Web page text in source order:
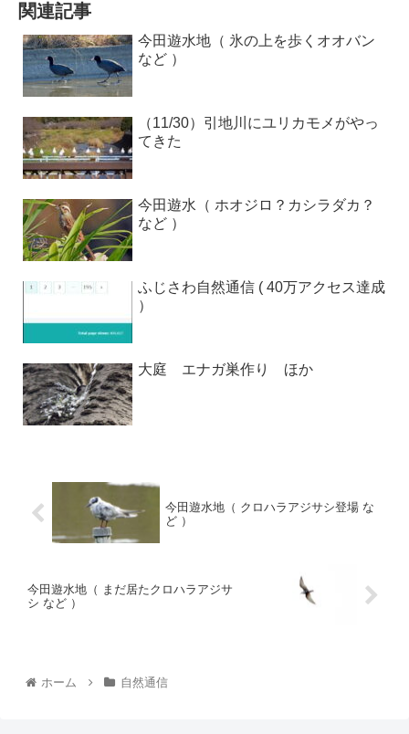
関連記事
今田遊水地（ 氷の上を歩くオオバン
など ）
（11/30）引地川にユリカモメがやっ
てきた
今田遊水（ ホオジロ？カシラダカ？
など ）
ふじさわ自然通信 ( 40万アクセス達成
）
大庭 エナガ巣作り ほか
今田遊水地（ クロハラアジサシ登場 な
ど ）
今田遊水地（ まだ居たクロハラアジサ
シ など ）
ホーム 自然通信